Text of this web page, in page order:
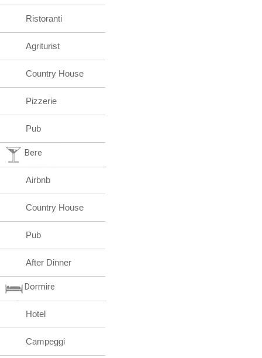
Ristoranti
Agriturist
Country House
Pizzerie
Pub
Bere
Airbnb
Country House
Pub
After Dinner
Dormire
Hotel
Campeggi